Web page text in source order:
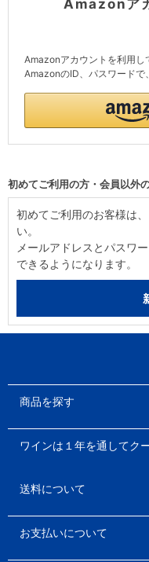
Amazonア
Amazonアカウントを利用し
AmazonのID、パスワードで
初めてご利用の方・会員以外
初めてご利用のお客様は
い。
メールアドレスとパスワ
できるようになります。
商品を探す
ワインは１年を通してク
送料について
お支払いについて